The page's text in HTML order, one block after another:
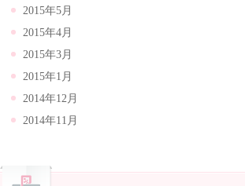
2015年5月
2015年4月
2015年3月
2015年1月
2014年12月
2014年11月